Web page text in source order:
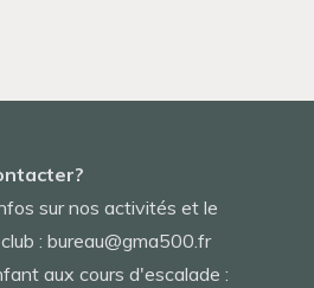
sur nos activités et le
: bureau@gma500.fr
aux cours d'escalade :